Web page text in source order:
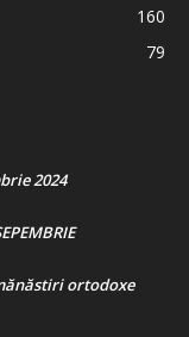
160
79
2024
ortodoxe